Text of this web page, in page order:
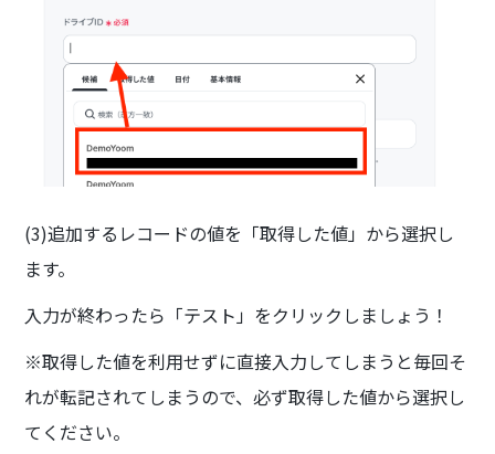
(3)追加するレコードの値を「取得した値」から選択し
ます。
入力が終わったら「テスト」をクリックしましょう！
※取得した値を利用せずに直接入力してしまうと毎回そ
れが転記されてしまうので、必ず取得した値から選択し
てください。